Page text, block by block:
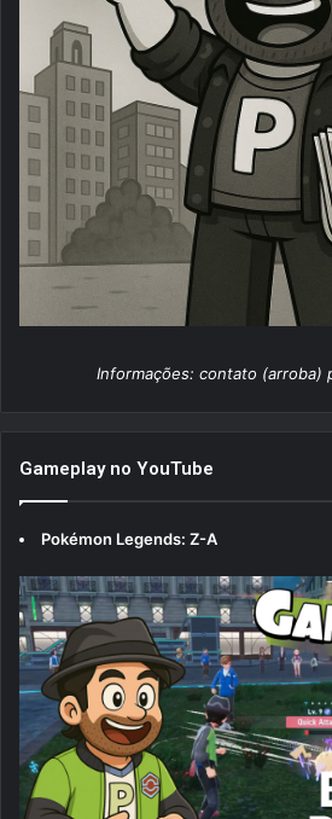
Informações: contato (arroba)
Gameplay no YouTube
Pokémon Legends: Z-A